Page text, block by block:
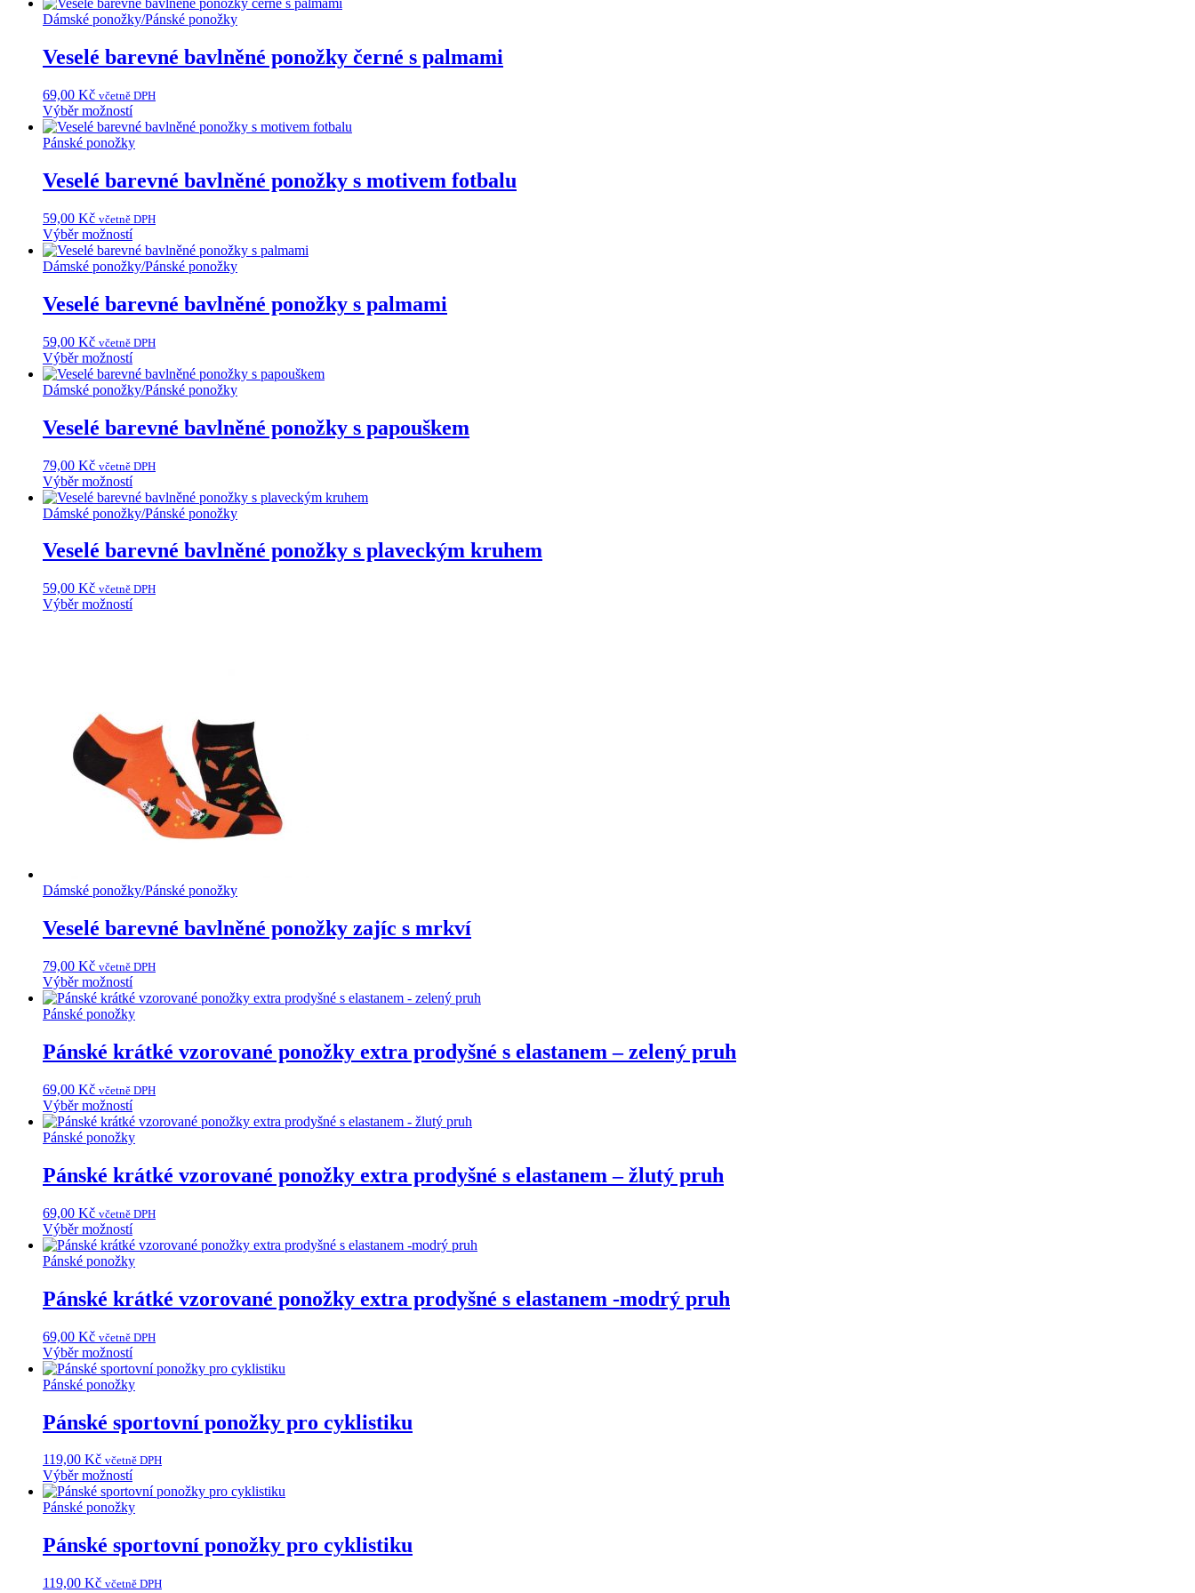
má
variant.
Možnosti
vybrat
na
stránce
produktu
Dámské ponožky/Pánské ponožky
Veselé barevné bavlněné ponožky černé s palmami
69,00 Kč včetně DPH
Výběr možnostíTento
produkt
má
variant.
Možnosti
vybrat
na
stránce
produktu
Pánské ponožky
Veselé barevné bavlněné ponožky s motivem fotbalu
59,00 Kč včetně DPH
Výběr možnostíTento
produkt
má
variant.
Možnosti
vybrat
na
stránce
produktu
Dámské ponožky/Pánské ponožky
Veselé barevné bavlněné ponožky s palmami
59,00 Kč včetně DPH
Výběr možnostíTento
produkt
má
variant.
Možnosti
vybrat
na
stránce
produktu
Dámské ponožky/Pánské ponožky
Veselé barevné bavlněné ponožky s papouškem
79,00 Kč včetně DPH
Výběr možnostíTento
produkt
má
variant.
Možnosti
vybrat
na
Dámské ponožky/Pánské ponožky
Veselé barevné bavlněné ponožky s plaveckým kruhem
59,00 Kč včetně DPH
Výběr možnostíTento
na
stránce
produktu
Dámské ponožky/Pánské ponožky
Veselé barevné bavlněné ponožky zajíc s mrkví
79,00 Kč včetně DPH
Výběr možnostíTento
produkt
má
variant.
Možnosti
vybrat
na
stránce
produktu
Pánské ponožky
Pánské krátké vzorované ponožky extra prodyšné s elastanem – zelený pruh
69,00 Kč včetně DPH
Výběr možnostíTento
produkt
má
variant.
Možnosti
vybrat
na
stránce
produktu
Pánské ponožky
Pánské krátké vzorované ponožky extra prodyšné s elastanem – žlutý pruh
69,00 Kč včetně DPH
Výběr možnostíTento
produkt
má
variant.
Možnosti
vybrat
na
stránce
produktu
Pánské ponožky
Pánské krátké vzorované ponožky extra prodyšné s elastanem -modrý pruh
69,00 Kč včetně DPH
Výběr možnostíTento
produkt
má
variant.
Možnosti
vybrat
na
stránce
produktu
Pánské ponožky
Pánské sportovní ponožky pro cyklistiku
119,00 Kč včetně DPH
Výběr možnostíTento
produkt
má
variant.
Možnosti
vybrat
Pánské ponožky
Pánské sportovní ponožky pro cyklistiku
119,00 Kč včetně DPH